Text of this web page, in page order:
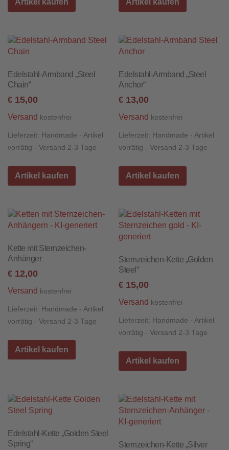
Edelstahl-Armband „Steel
Chain“
€ 15,00
Versand kostenfrei
Lieferzeit: Handmade - Artikel
vorrätig - Versand 2-3 Tage
Artikel kaufen
Edelstahl-Armband „Steel
Anchor“
€ 13,00
Versand kostenfrei
Lieferzeit: Handmade - Artikel
vorrätig - Versand 2-3 Tage
Artikel kaufen
Kette mit Sternzeichen-
Anhänger
€ 12,00
Versand kostenfrei
Lieferzeit: Handmade - Artikel
vorrätig - Versand 2-3 Tage
Artikel kaufen
Sternzeichen-Kette „Golden
Steel“
€ 15,00
Versand kostenfrei
Lieferzeit: Handmade - Artikel
vorrätig - Versand 2-3 Tage
Artikel kaufen
Edelstahl-Kette „Golden Steel
Spring“
Sternzeichen-Kette „Silver